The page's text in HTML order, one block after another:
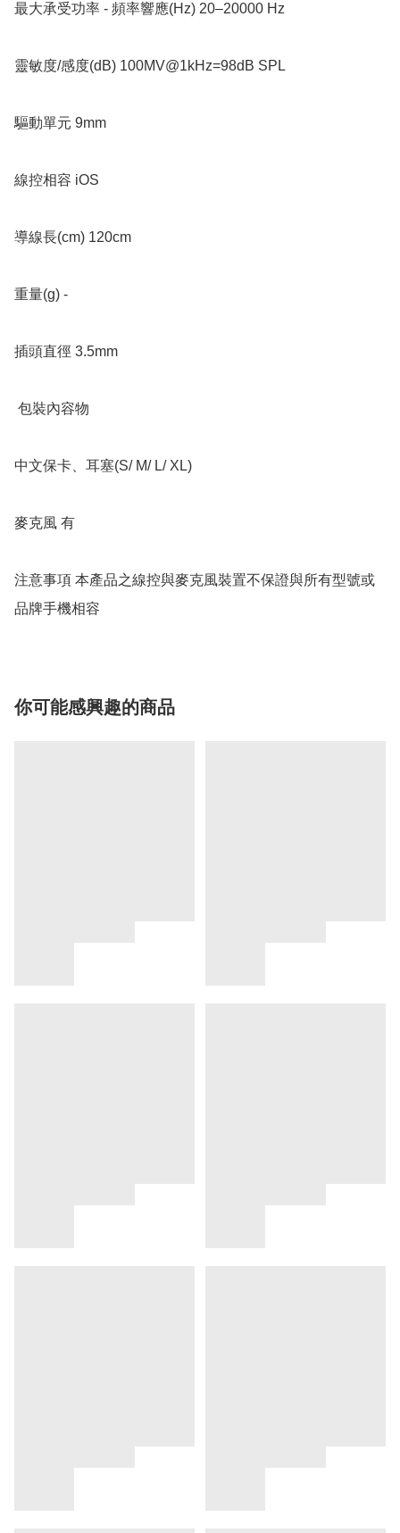
最大承受功率 - 頻率響應(Hz) 20–20000 Hz
靈敏度/感度(dB) 100MV@1kHz=98dB SPL
驅動單元 9mm
線控相容 iOS
導線長(cm) 120cm
重量(g) -
插頭直徑 3.5mm
中文保卡、耳塞(S/ M/ L/ XL)
麥克風 有
注意事項 本產品之線控與麥克風裝置不保證與所有型號或
品牌手機相容
你可能感興趣的商品